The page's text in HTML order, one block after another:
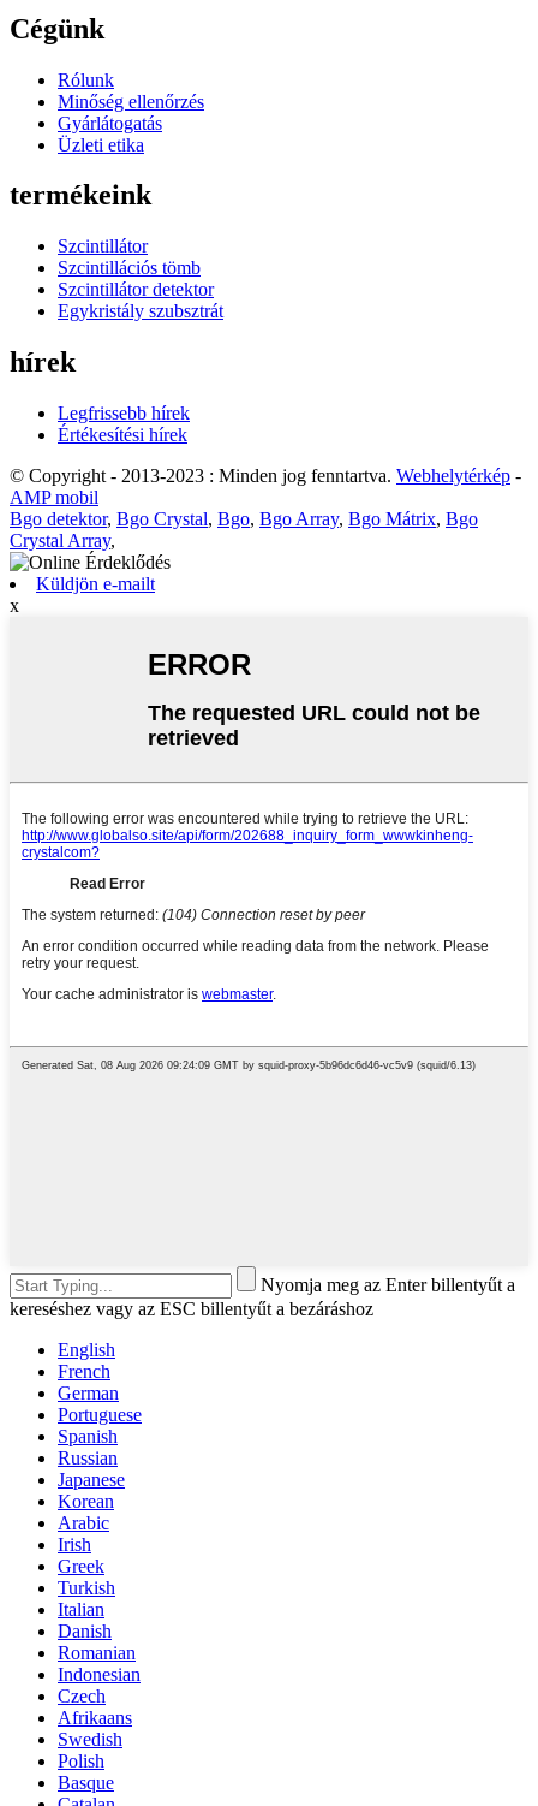
Cégünk
Rólunk
Minőség ellenőrzés
Gyárlátogatás
Üzleti etika
termékeink
Szcintillátor
Szcintillációs tömb
Szcintillátor detektor
Egykristály szubsztrát
hírek
Legfrissebb hírek
Értékesítési hírek
© Copyright - 2013-2023 : Minden jog fenntartva. Webhelytérkép -
AMP mobil
Bgo detektor, Bgo Crystal, Bgo, Bgo Array, Bgo Mátrix, Bgo
Crystal Array,
Küldjön e-mailt
x
Nyomja meg az Enter billentyűt a
kereséshez vagy az ESC billentyűt a bezáráshoz
English
French
German
Portuguese
Spanish
Russian
Japanese
Korean
Arabic
Irish
Greek
Turkish
Italian
Danish
Romanian
Indonesian
Czech
Afrikaans
Swedish
Polish
Basque